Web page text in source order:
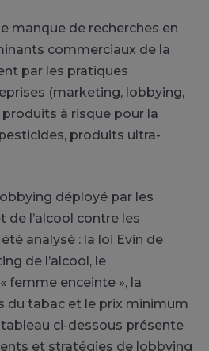
manque de recherches en
commerciaux de la
par les pratiques
(marketing, lobbying,
à risque pour la
produits ultra-
déployé par les
de l’alcool contre les
analysé : la loi Evin de
de l’alcool, le
femme enceinte », la
du tabac et le prix minimum
tableau ci-dessous présente
et stratégies de lobbying